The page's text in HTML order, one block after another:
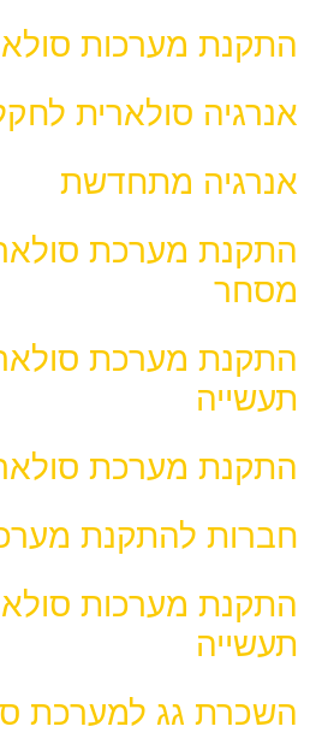
התקנת מערכות
אנרגיה סולארית
אנרגיה מתחדשת
התקנת מערכת
מסחר
התקנת מערכת
תעשייה
התקנת מערכת
חברות להתקנת
התקנת מערכות
תעשייה
השכרת גג למערכת